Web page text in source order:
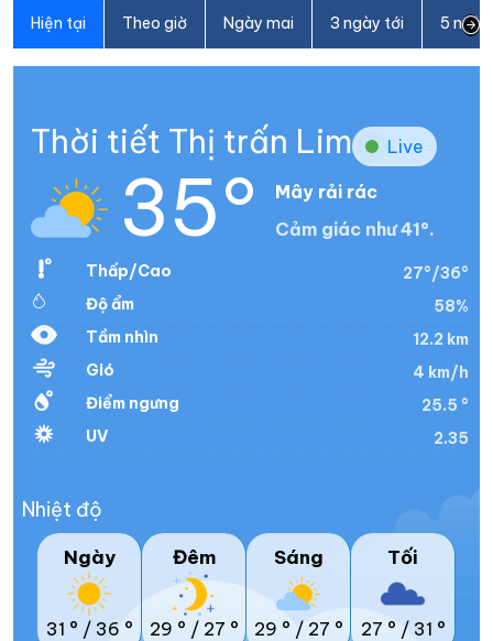
Hiện tại Theo giờ Ngày mai 3 ngày tới 5
Thời tiết Thị trấn Lim Live
35°
Mây rải rác
Cảm giác như 41°.
Thấp/Cao
27°/36°
Độ ẩm
58%
Tầm nhìn
12.2 km
Gió
4 km/h
Điểm ngưng
25.5 °
UV
2.35
Nhiệt độ
Ngày
31 ° / 36 °
Đêm
29 ° / 27 °
Sáng
29 ° / 27 °
Tối
27 ° / 31 °